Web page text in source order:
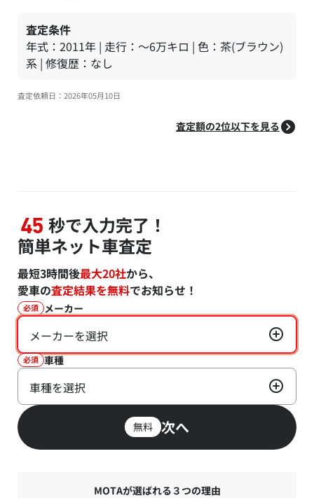
査定条件
年式：2011年 | 走行：～6万キロ | 色：茶(ブラウン)
系 | 修復歴：なし
査定依頼日：2026年05月10日
査定額の2位以下を見る
45 秒で入力完了！
簡単ネット車査定
最短3時間後最大20社から、
愛車の査定結果を無料でお知らせ！
必須 メーカー
メーカーを選択
必須 車種
車種を選択
無料 次へ
MOTAが選ばれる３つの理由